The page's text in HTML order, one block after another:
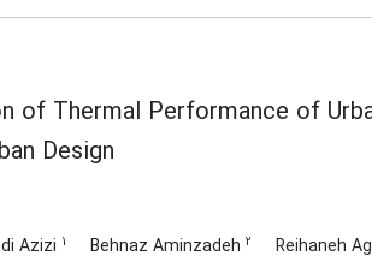
of Thermal Performance of
Design
Azizi 1 Behnaz Aminzadeh 2 Reihaneh